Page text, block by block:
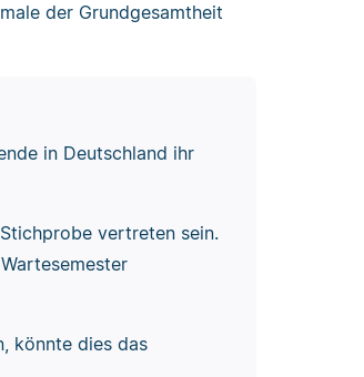
der Grundgesamtheit
in Deutschland ihr
vertreten sein.
könnte dies das